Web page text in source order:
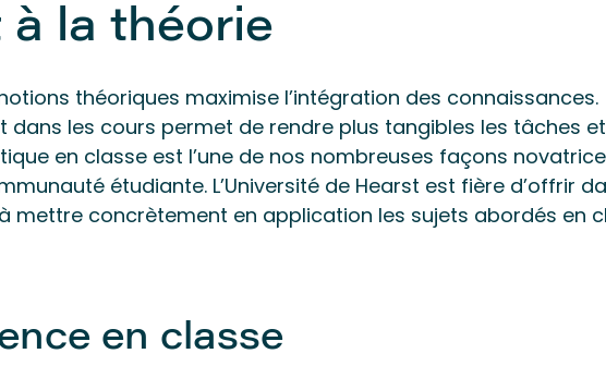
la théorie
théoriques maximise l’intégration des connaissances.
dans les cours permet de rendre plus tangibles les tâches
en classe est l’une de nos nombreuses façons
étudiante. L’Université de Hearst est fière d’offrir
mettre concrètement en application les sujets abordés en
en classe